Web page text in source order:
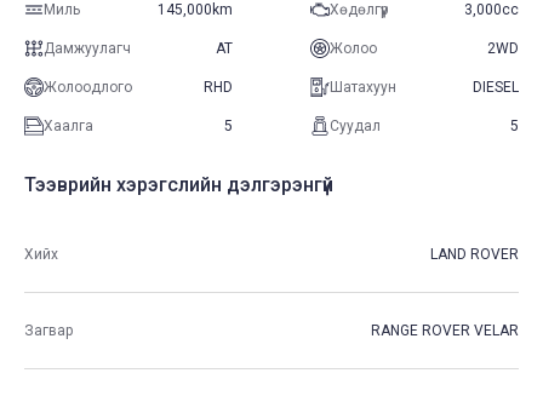
Миль 145,000km Хөдөлгүүр 3,000cc
Дамжуулагч AT Жолоо 2WD
Жолоодлого RHD Шатахуун DIESEL
Хаалга 5 Суудал 5
Тээврийн хэрэгслийн дэлгэрэнгүй
Хийх LAND ROVER
Загвар RANGE ROVER VELAR